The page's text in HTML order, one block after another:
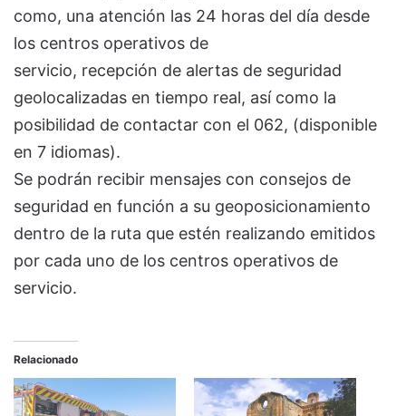
como, una atención las 24 horas del día desde
los centros operativos de
servicio, recepción de alertas de seguridad
geolocalizadas en tiempo real, así como la
posibilidad de contactar con el 062, (disponible
en 7 idiomas).
Se podrán recibir mensajes con consejos de
seguridad en función a su geoposicionamiento
dentro de la ruta que estén realizando emitidos
por cada uno de los centros operativos de
servicio.
Relacionado